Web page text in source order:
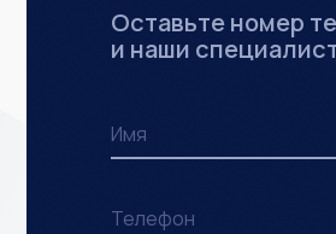
Оставьте номер
и наши